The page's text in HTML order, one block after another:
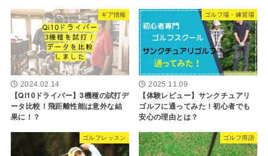
ギア情報
2024.02.14
【Qi10ドライバー】3機種の試打デ
ータ比較！飛距離性能は意外な結
果に！？
ゴルフ場・練習場
2025.11.09
【体験レビュー】サンクチュアリ
ゴルフに通ってみた！初心者でも
安心の理由とは？
ゴルフレッスン ゴルフ用語